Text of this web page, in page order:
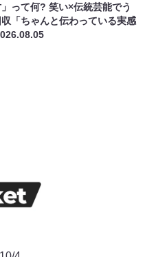
」って何? 笑い×伝統芸能でう
収「ちゃんと伝わっている実感